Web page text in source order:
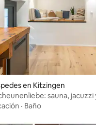
en Kitzingen
sauna, jacuzzi
· Baño